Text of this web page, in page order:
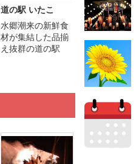
道の駅 いたこ
水郷潮来の新鮮食
材が集結した品揃
え抜群の道の駅